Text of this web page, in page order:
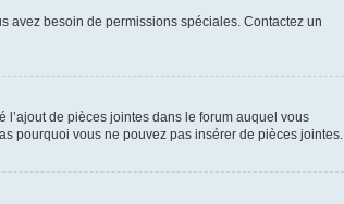
avez besoin de permissions spéciales. Contactez un
l’ajout de pièces jointes dans le forum auquel vous
pourquoi vous ne pouvez pas insérer de pièces jointes.